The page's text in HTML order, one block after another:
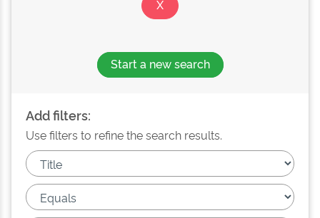
Start a new search
Add filters:
Use filters to refine the search results.